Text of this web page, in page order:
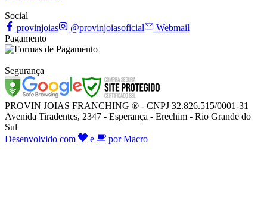
Social
provinjoias
@provinjoiasoficial
Webmail
Pagamento
Segurança
PROVIN JOIAS FRANCHING ® - CNPJ 32.826.515/0001-31
Avenida Tiradentes, 2347 - Esperança - Erechim - Rio Grande do
Sul
Desenvolvido com
e por Macro